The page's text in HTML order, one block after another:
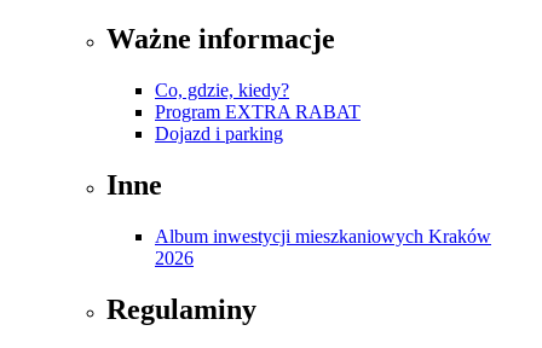
Ważne informacje
Co, gdzie, kiedy?
Program EXTRA RABAT
Dojazd i parking
Inne
Album inwestycji mieszkaniowych Kraków
2026
Regulaminy